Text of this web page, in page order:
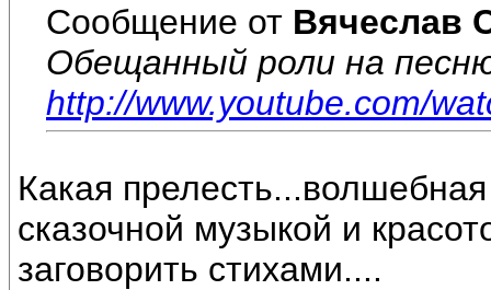
Сообщение от Вячеслав
Обещанный роли на
http://www.youtube.com/
Какая
сказочной музыкой и
заговорить стихами....